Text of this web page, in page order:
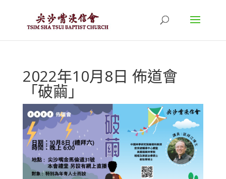
2022年10月8日 佈道會
「破繭」